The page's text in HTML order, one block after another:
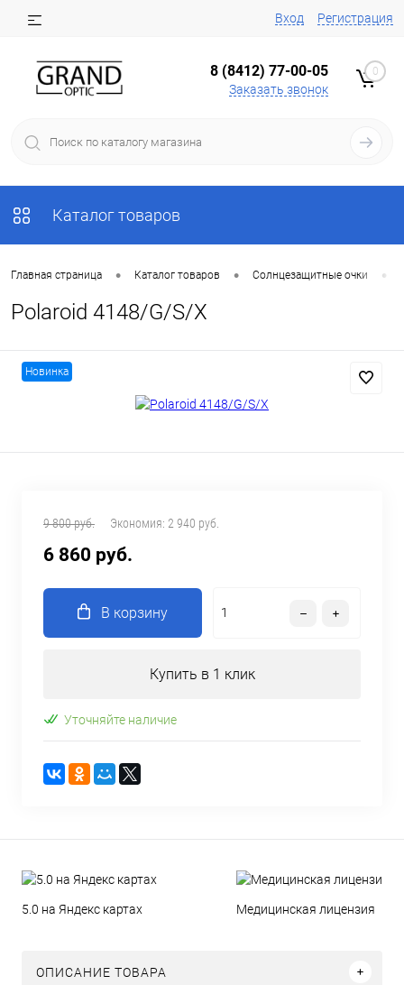
Вход Регистрация
8 (8412) 77-00-05
Заказать звонок
0
Каталог товаров
Главная страница • Каталог товаров • Солнцезащитные очки •
Polaroid 4148/G/S/X
Новинка
9 800 руб. Экономия: 2 940 руб.
6 860 руб.
В корзину
Купить в 1 клик
Уточняйте наличие
5.0 на Яндекс картах Медицинская лицензия
ОПИСАНИЕ ТОВАРА